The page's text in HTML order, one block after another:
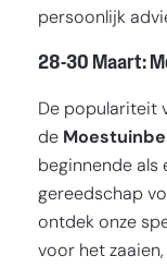
persoonlijk
28-30 Maart:
De populariteit
de
beginnende als
gereedschap
ontdek onze
voor het